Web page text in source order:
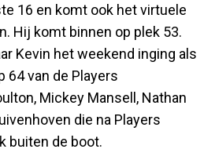
16 en komt ook het virtuele
Hij komt binnen op plek 53.
Kevin het weekend inging als
64 van de Players
Mickey Mansell, Nathan
die na Players
buiten de boot.